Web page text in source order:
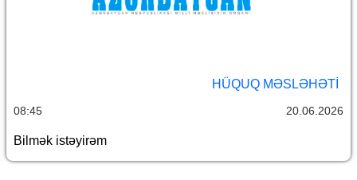
HÜQUQ MƏSLƏHƏTI
08:45 20.06.2026
Bilmək istəyirəm